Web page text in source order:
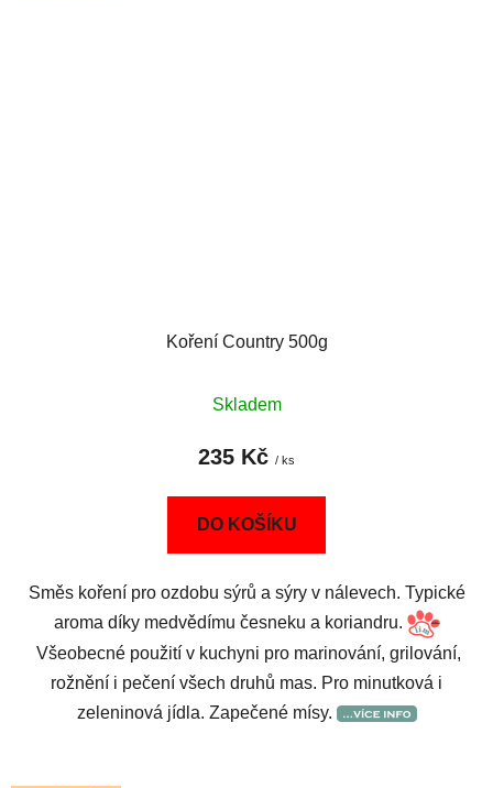
Koření Country 500g
Skladem
235 Kč / ks
DO KOŠÍKU
Směs koření pro ozdobu sýrů a sýry v nálevech. Typické
aroma díky medvědímu česneku a koriandru.
Všeobecné použití v kuchyni pro marinování, grilování,
rožnění i pečení všech druhů mas. Pro minutková i
zeleninová jídla. Zapečené mísy.